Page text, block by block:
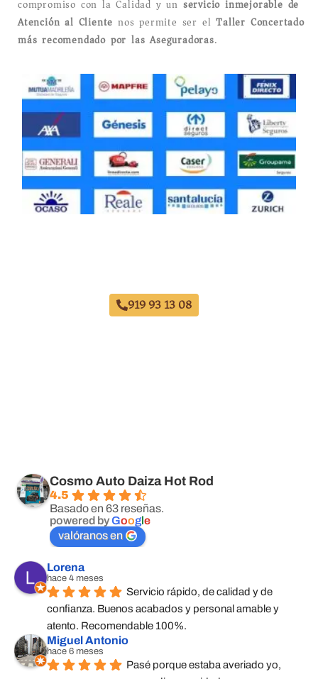
compromiso con la Calidad y un servicio inmejorable de
Atención al Clientenos permite ser elTaller Concertado
más recomendado por las Aseguradoras.
919 93 13 08
Cosmo Auto Daiza Hot Rod
4.5
Basado en 63 reseñas.
powered byGoogle
valóranos en
Lorena
hace 4 meses
Servicio rápido, de calidad y de
confianza. Buenos acabados y personal amable y
atento. Recomendable 100%.
Miguel Antonio
hace 6 meses
Pasé porque estaba averiado yo,